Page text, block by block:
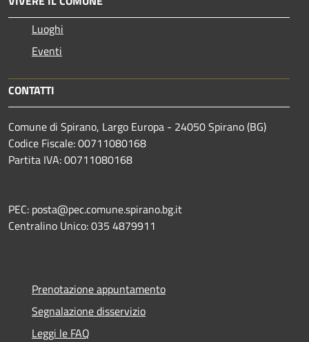
Luoghi
Eventi
CONTATTI
Comune di Spirano, Largo Europa - 24050 Spirano (BG)
Codice Fiscale: 00711080168
Partita IVA: 00711080168
PEC: posta@pec.comune.spirano.bg.it
Centralino Unico: 035 4879911
Prenotazione appuntamento
Segnalazione disservizio
Leggi le FAQ